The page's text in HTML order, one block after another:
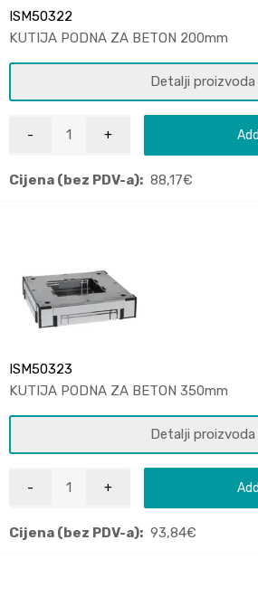
ISM50322
KUTIJA PODNA ZA BETON 200mm
Detalji proizvoda
Cijena (bez PDV-a): 88,17€
ISM50323
KUTIJA PODNA ZA BETON 350mm
Detalji proizvoda
Cijena (bez PDV-a): 93,84€